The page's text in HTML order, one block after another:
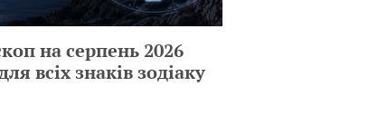
на серпень 2026
всіх знаків зодіаку